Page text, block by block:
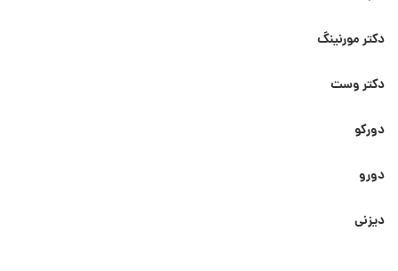
دکتر مورنینگ
دکتر وست
دورکو
دورو
دیزنی